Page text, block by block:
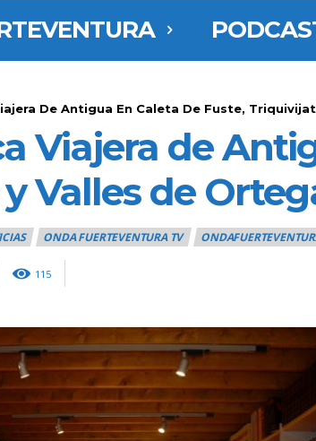
De Antigua En Caleta De Fuste,
Viajera de
Valles de
ONDA FUERTEVENTURA TV
115